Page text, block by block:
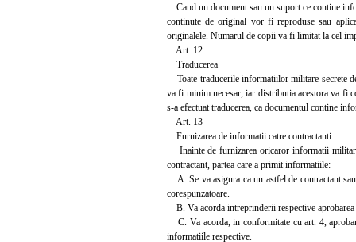
Cand un document sau un suport ce contine
continute de original vor fi reproduse sau
originalele. Numarul de copii va fi limitat la cel
Art. 12
Traducerea
Toate traducerile informatiilor militare secrete
va fi minim necesar, iar distributia acestora va fi
s-a efectuat traducerea, ca documentul contine
Art. 13
Furnizarea de informatii catre contractanti
Inainte de furnizarea oricaror informatii
contractant, partea care a primit informatiile:
A. Se va asigura ca un astfel de contractant
corespunzatoare.
B. Va acorda intreprinderii respective
C. Va acorda, in conformitate cu art. 4,
informatiile respective.